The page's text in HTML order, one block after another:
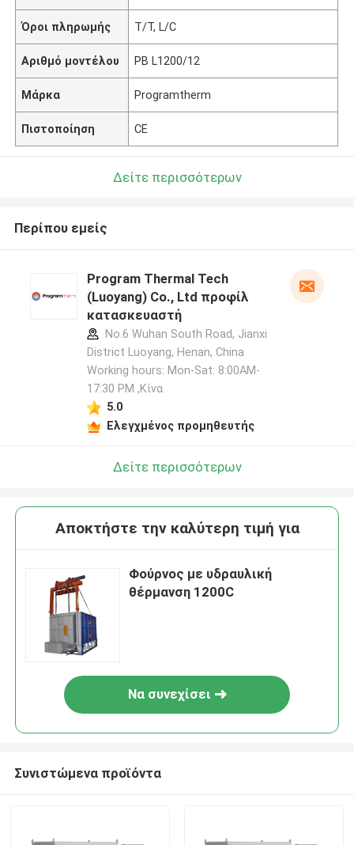
Όροι πληρωμής T/T, L/C
Αριθμό μοντέλου PB L1200/12
Μάρκα Programtherm
Πιστοποίηση CE
Δείτε περισσότερων
Περίπου εμείς
Program Thermal Tech
(Luoyang) Co., Ltd προφίλ
κατασκευαστή
No.6 Wuhan South Road, Jianxi
District Luoyang, Henan, China
Working hours: Mon-Sat: 8:00AM-
17:30 PM ,Κίνα
5.0
Ελεγχμένος προμηθευτής
Δείτε περισσότερων
Αποκτήστε την καλύτερη τιμή για
Φούρνος με υδραυλική
θέρμανση 1200C
Να συνεχίσει
Συνιστώμενα προϊόντα